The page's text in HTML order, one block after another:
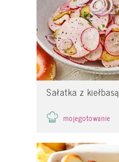
Sałatka z kiełbasą
mojegotowanie